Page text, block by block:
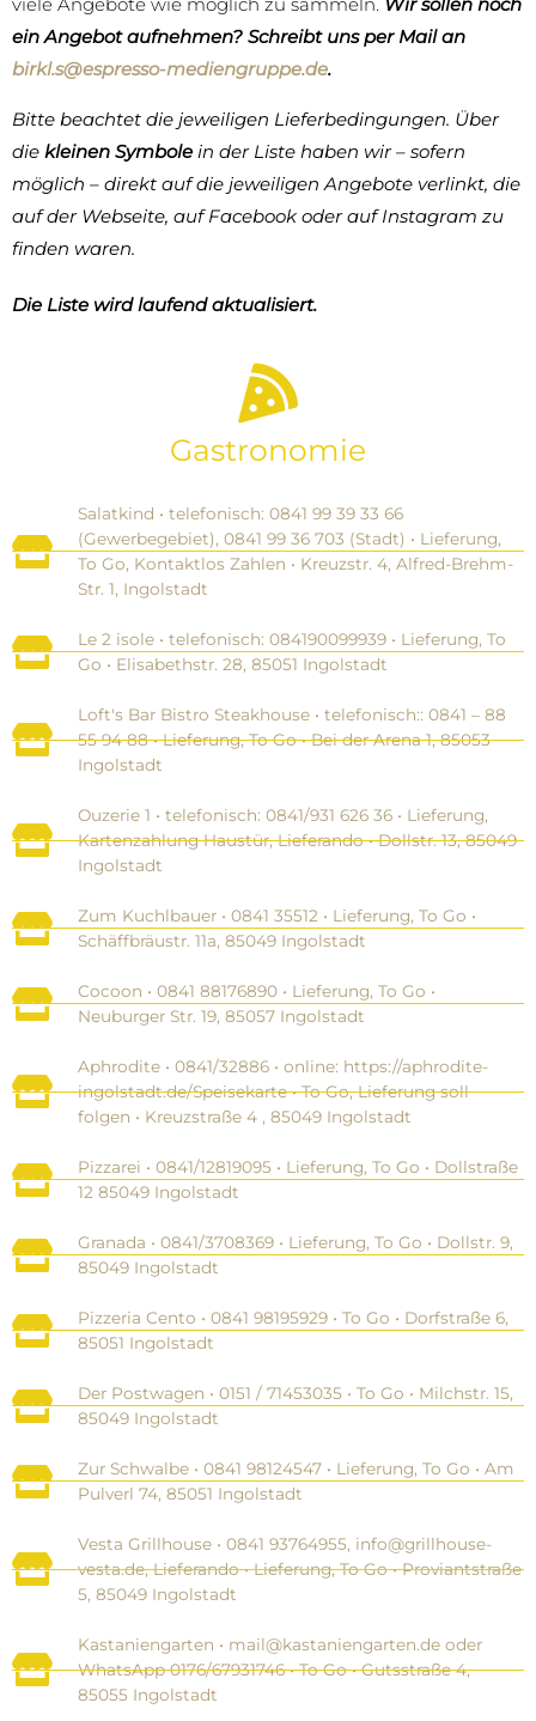
ein Angebot aufnehmen? Schreibt uns per Mail an
birkl.s@espresso-mediengruppe.de.
Bitte beachtet die jeweiligen Lieferbedingungen. Über
die kleinen Symbole in der Liste haben wir – sofern
möglich – direkt auf die jeweiligen Angebote verlinkt, die
auf der Webseite, auf Facebook oder auf Instagram zu
finden waren.
Die Liste wird laufend aktualisiert.
Gastronomie
Salatkind • telefonisch: 0841 99 39 33 66
(Gewerbegebiet), 0841 99 36 703 (Stadt) • Lieferung,
To Go, Kontaktlos Zahlen • Kreuzstr. 4, Alfred-Brehm-
Str. 1, Ingolstadt
Le 2 isole • telefonisch: 084190099939 • Lieferung, To
Go • Elisabethstr. 28, 85051 Ingolstadt
Loft's Bar Bistro Steakhouse • telefonisch:: 0841 – 88
55 94 88 • Lieferung, To Go • Bei der Arena 1, 85053
Ingolstadt
Ouzerie 1 • telefonisch: 0841/931 626 36 • Lieferung,
Kartenzahlung Haustür, Lieferando • Dollstr. 13, 85049
Ingolstadt
Zum Kuchlbauer • 0841 35512 • Lieferung, To Go •
Schäffbräustr. 11a, 85049 Ingolstadt
Cocoon • 0841 88176890 • Lieferung, To Go •
Neuburger Str. 19, 85057 Ingolstadt
Aphrodite • 0841/32886 • online: https://aphrodite-
ingolstadt.de/Speisekarte • To Go, Lieferung soll
folgen • Kreuzstraße 4 , 85049 Ingolstadt
Pizzarei • 0841/12819095‬ • Lieferung, To Go • Dollstraße
12 85049 Ingolstadt
Granada • 0841/3708369‬ • Lieferung, To Go • Dollstr. 9,
85049 Ingolstadt
Pizzeria Cento • 0841 98195929‬ • To Go • Dorfstraße 6,
85051 Ingolstadt
Der Postwagen • 0151 / 71453035‬ • To Go • Milchstr. 15,
85049 Ingolstadt
Zur Schwalbe • 0841 98124547‬ • Lieferung, To Go • Am
Pulverl 74, 85051 Ingolstadt
Vesta Grillhouse • 0841 93764955, info@grillhouse-
vesta.de, Lieferando‬ • Lieferung, To Go • Proviantstraße
5, 85049 Ingolstadt
Kastaniengarten • mail@kastaniengarten.de oder
WhatsApp 0176/67931746‬ • To Go • Gutsstraße 4,
85055 Ingolstadt